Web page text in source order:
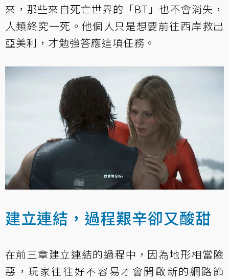
來，那些來自死亡世界的「BT」也不會消失，
人類終究一死。他個人只是想要前往西岸救出
亞美利，才勉強答應這項任務。
建立連結，過程艱辛卻又酸甜
在前三章建立連結的過程中，因為地形相當險
惡，玩家往往好不容易才會開啟新的網路節